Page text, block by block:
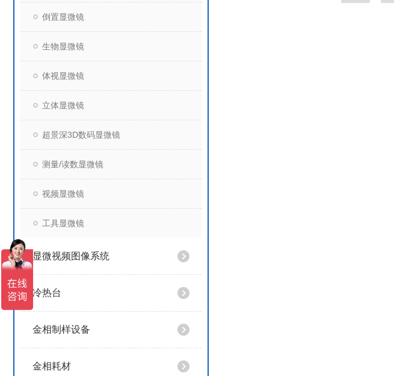
倒置显微镜
生物显微镜
体视显微镜
立体显微镜
超景深3D数码显微镜
测量/读数显微镜
视频显微镜
工具显微镜
显微视频图像系统
冷热台
金相制样设备
金相耗材